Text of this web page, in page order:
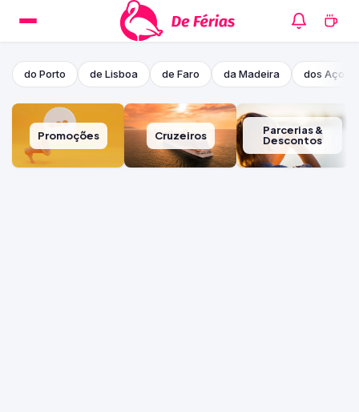
do Porto de Lisboa de Faro da Madeira dos
Promoções Cruzeiros
Parcerias &
Descontos